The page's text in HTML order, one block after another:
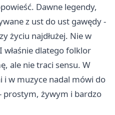
Dawne legendy,
z ust do ust gawędy -
życiu najdłużej. Nie w
dlatego folklor
ale nie traci sensu. W
i w muzyce nadal mówi do
prostym, żywym i bardzo